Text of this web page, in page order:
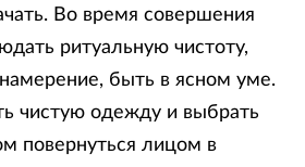
Во время совершения
ритуальную чистоту,
быть в ясном уме.
чистую одежду и выбрать
повернуться лицом в